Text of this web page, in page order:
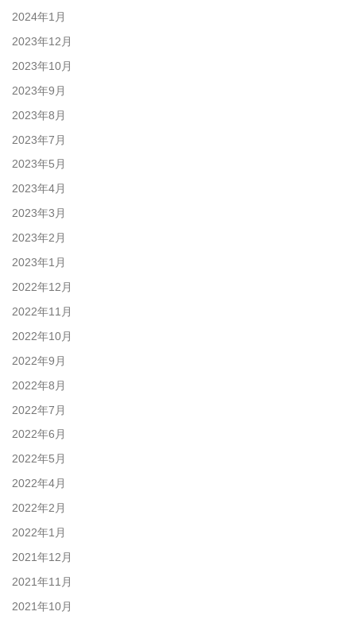
2024年1月
2023年12月
2023年10月
2023年9月
2023年8月
2023年7月
2023年5月
2023年4月
2023年3月
2023年2月
2023年1月
2022年12月
2022年11月
2022年10月
2022年9月
2022年8月
2022年7月
2022年6月
2022年5月
2022年4月
2022年2月
2022年1月
2021年12月
2021年11月
2021年10月